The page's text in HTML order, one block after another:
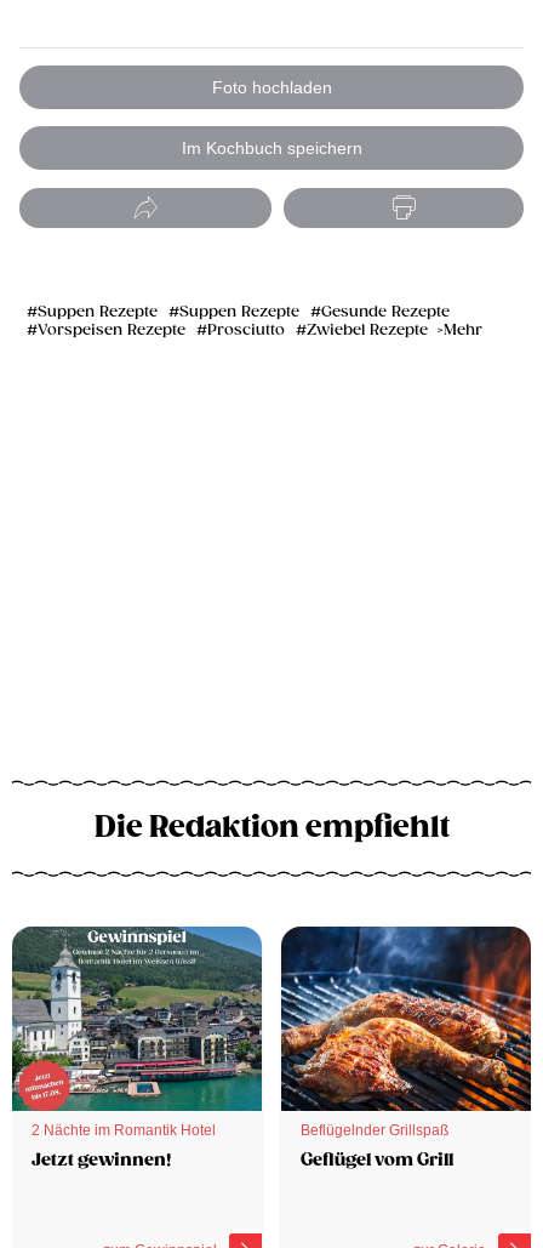
Foto hochladen
Im Kochbuch speichern
Suppen Rezepte Suppen Rezepte
Gesunde Rezepte
Vorspeisen Rezepte
Prosciutto Zwiebel Rezepte Mehr
Die Redaktion empfiehlt
2 Nächte im Romantik Hotel
Jetzt gewinnen!
Beflügelnder Grillspaß
Geflügel vom Grill